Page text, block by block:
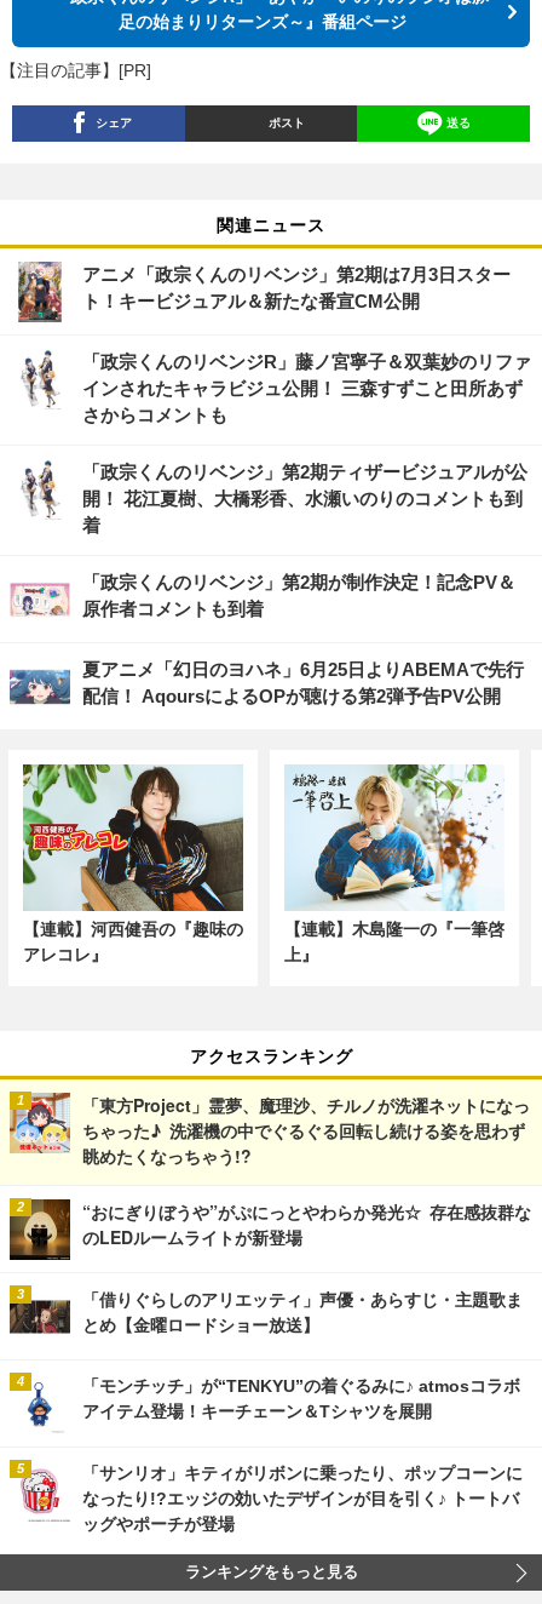
足の始まりリターンズ～』番組ページ
【注目の記事】[PR]
シェア ポスト 送る
関連ニュース
アニメ「政宗くんのリベンジ」第2期は7月3日スター
ト！キービジュアル＆新たな番宣CM公開
「政宗くんのリベンジR」藤ノ宮寧子＆双葉妙のリファ
インされたキャラビジュ公開！ 三森すずこと田所あず
さからコメントも
「政宗くんのリベンジ」第2期ティザービジュアルが公
開！ 花江夏樹、大橋彩香、水瀬いのりのコメントも到
着
「政宗くんのリベンジ」第2期が制作決定！記念PV＆
原作者コメントも到着
夏アニメ「幻日のヨハネ」6月25日よりABEMAで先行
配信！ AqoursによるOPが聴ける第2弾予告PV公開
【連載】河西健吾の『趣味の
アレコレ』
【連載】木島隆一の『一筆啓
上』
アクセスランキング
「東方Project」霊夢、魔理沙、チルノが洗濯ネットになっ
ちゃった♪ 洗濯機の中でぐるぐる回転し続ける姿を思わず
眺めたくなっちゃう!?
“おにぎりぼうや”がぷにっとやわらか発光☆ 存在感抜群な
のLEDルームライトが新登場
「借りぐらしのアリエッティ」声優・あらすじ・主題歌ま
とめ【金曜ロードショー放送】
「モンチッチ」が“TENKYU”の着ぐるみに♪ atmosコラボ
アイテム登場！キーチェーン＆Tシャツを展開
「サンリオ」キティがリボンに乗ったり、ポップコーンに
なったり!?エッジの効いたデザインが目を引く♪ トートバ
ッグやポーチが登場
ランキングをもっと見る